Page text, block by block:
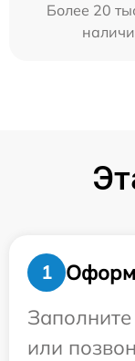
Более 20
1
или